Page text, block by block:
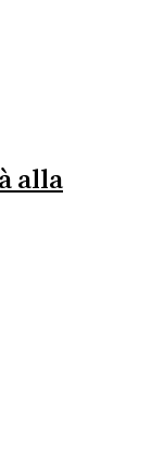
alla